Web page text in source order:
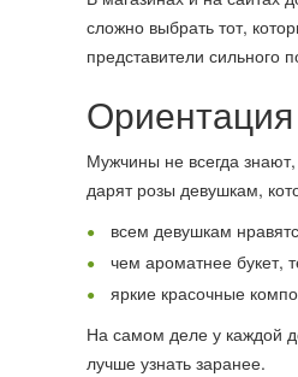
сложно выбрать тот,
представители сильного
Мужчины не всегда
дарят розы девушкам,
всем девушкам
чем ароматнее букет,
яркие красочные
На самом деле у каждой
лучше узнать заранее.